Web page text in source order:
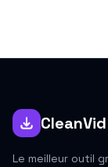
CleanVid
Le meilleur outil